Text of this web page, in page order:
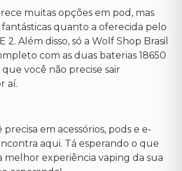
muitas opções em pod, mas
fantásticas quanto a oferecida pelo
2. Além disso, só a Wolf Shop Brasil
com as duas baterias 18650
que você não precise sair
aí.
em acessórios, pods e e-
aqui. Tá esperando o que
melhor experiência vaping da sua